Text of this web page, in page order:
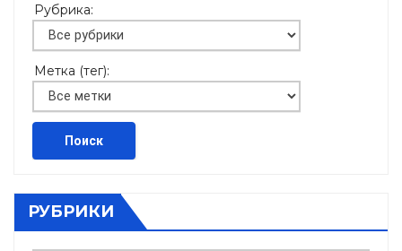
Рубрика:
Метка (тег):
РУБРИКИ